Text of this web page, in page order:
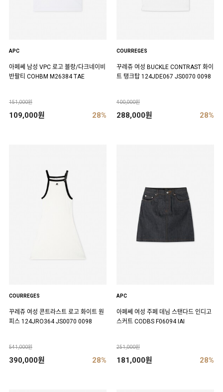
APC
아페쎄 남성 VPC 로고 블랑/다크네이비
반팔티 COHBM M26384 TAE
151,000원
109,000원 28%
COURREGES
꾸레쥬 여성 BUCKLE CONTRAST 화이
트 탱크탑 124JDE067 JS0070 0098
400,000원
288,000원 28%
COURREGES
꾸레쥬 여성 콘트라스트 로고 화이트 원
피스 124JRO364 JS0070 0098
541,000원
390,000원 28%
APC
아페쎄 여성 주페 데님 스탠다드 인디고
스커트 CODBS F06094 IAI
251,000원
181,000원 28%